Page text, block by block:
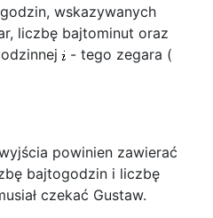
wskazywanych
liczbę bajtominut oraz
- tego zegara (
powinien zawierać
bajtogodzin i liczbę
czekać Gustaw.